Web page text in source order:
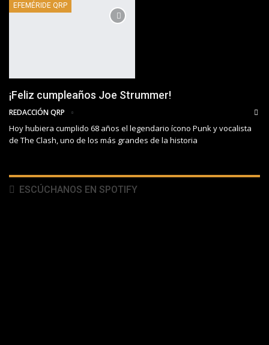
EFEMÉRIDE QRP
¡Feliz cumpleaños Joe Strummer!
REDACCIÓN QRP
Hoy hubiera cumplido 68 años el legendario ícono Punk y vocalista
de The Clash, uno de los más grandes de la historia
ESCÚCHANOS EN SPOTIFY